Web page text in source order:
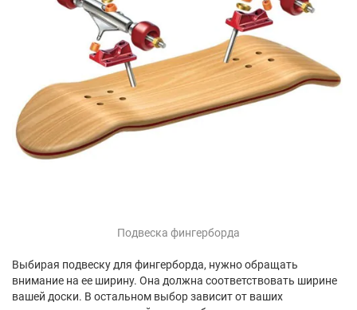
Подвеска фингерборда
Выбирая подвеску для фингерборда, нужно обращать
внимание на ее ширину. Она должна соответствовать ширине
вашей доски. В остальном выбор зависит от ваших